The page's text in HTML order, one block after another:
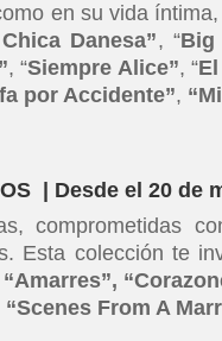
en su vida
Danesa”, “Big
, “Siempre Alice”, “
por Accidente”,
| Desde el 20 de
comprometidas
Esta colección te
From A